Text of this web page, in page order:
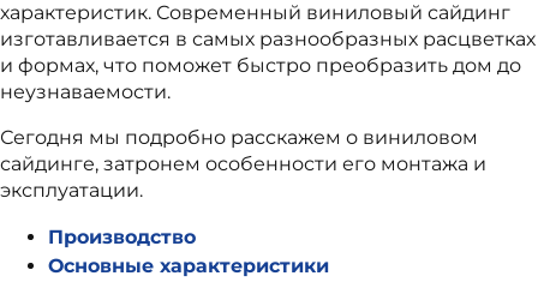
характеристик. Современный виниловый сайдинг
изготавливается в самых разнообразных расцветках
и формах, что поможет быстро преобразить дом до
неузнаваемости.
Сегодня мы подробно расскажем о виниловом
сайдинге, затронем особенности его монтажа и
эксплуатации.
Производство
Основные характеристики